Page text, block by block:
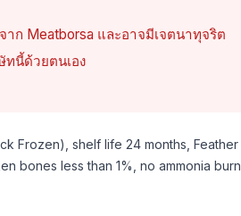
ก Meatborsa และอาจมีเจตนาทุจริต
ทนี้ด้วยตนเอง
Frozen), shelf life 24 months, Feather
bones less than 1%, no ammonia burn,